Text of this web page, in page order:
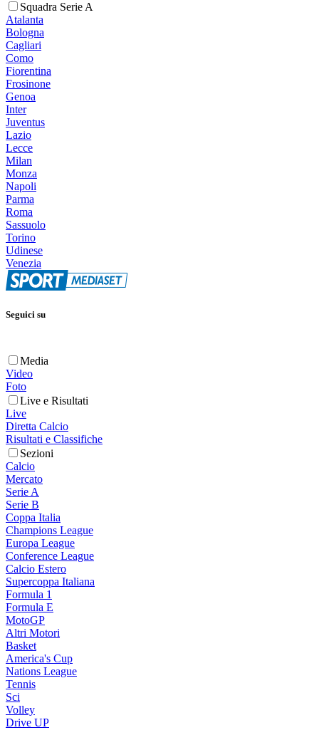
Squadra Serie A
Atalanta
Bologna
Cagliari
Como
Fiorentina
Frosinone
Genoa
Inter
Juventus
Lazio
Lecce
Milan
Monza
Napoli
Parma
Roma
Sassuolo
Torino
Udinese
Venezia
Seguici su
Media
Video
Foto
Live e Risultati
Live
Diretta Calcio
Risultati e Classifiche
Sezioni
Calcio
Mercato
Serie A
Serie B
Coppa Italia
Champions League
Europa League
Conference League
Calcio Estero
Supercoppa Italiana
Formula 1
Formula E
MotoGP
Altri Motori
Basket
America's Cup
Nations League
Tennis
Sci
Volley
Drive UP